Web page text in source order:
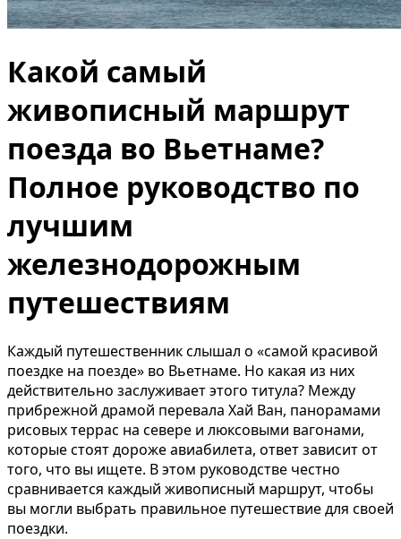
Какой самый
живописный маршрут
поезда во Вьетнаме?
Полное руководство по
лучшим
железнодорожным
путешествиям
Каждый путешественник слышал о «самой красивой
поездке на поезде» во Вьетнаме. Но какая из них
действительно заслуживает этого титула? Между
прибрежной драмой перевала Хай Ван, панорамами
рисовых террас на севере и люксовыми вагонами,
которые стоят дороже авиабилета, ответ зависит от
того, что вы ищете. В этом руководстве честно
сравнивается каждый живописный маршрут, чтобы
вы могли выбрать правильное путешествие для своей
поездки.